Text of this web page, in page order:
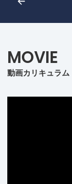
MOVIE
動画カリキュラム